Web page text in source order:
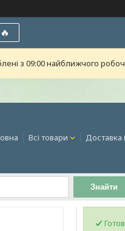
з 09:00 найближчого
Всі товари Доставка
Знайти